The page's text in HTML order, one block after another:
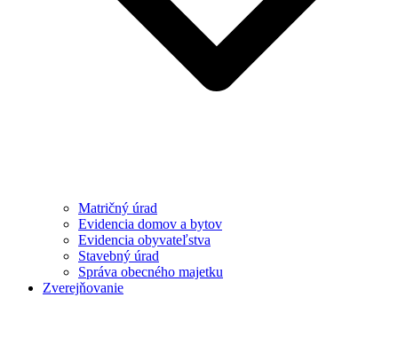
Matričný úrad
Evidencia domov a bytov
Evidencia obyvateľstva
Stavebný úrad
Správa obecného majetku
Zverejňovanie